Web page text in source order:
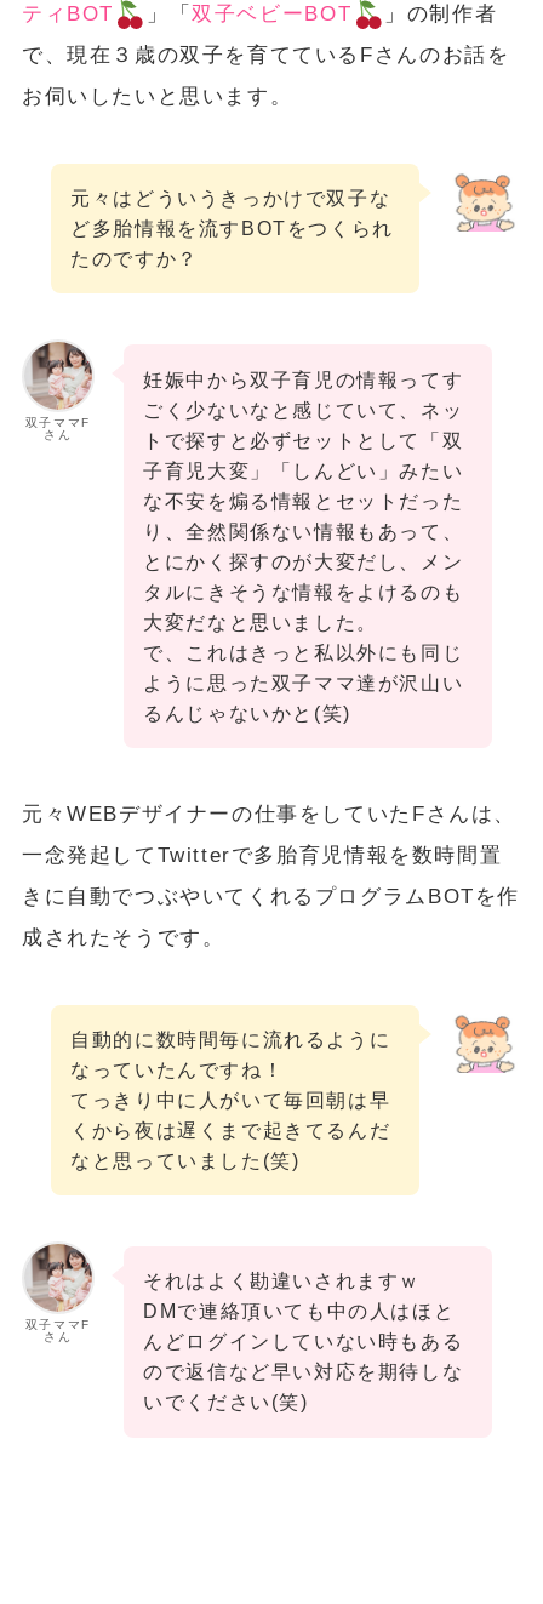
ティBOT
」「双子ベビーBOT
」の制作者
で、現在３歳の双子を育てているFさんのお話を
お伺いしたいと思います。
元々はどういうきっかけで双子な
ど多胎情報を流すBOTをつくられ
たのですか？
双子ママF
さん
妊娠中から双子育児の情報ってす
ごく少ないなと感じていて、ネッ
トで探すと必ずセットとして「双
子育児大変」「しんどい」みたい
な不安を煽る情報とセットだった
り、全然関係ない情報もあって、
とにかく探すのが大変だし、メン
タルにきそうな情報をよけるのも
大変だなと思いました。
で、これはきっと私以外にも同じ
ように思った双子ママ達が沢山い
るんじゃないかと(笑)
元々WEBデザイナーの仕事をしていたFさんは、
一念発起してTwitterで多胎育児情報を数時間置
きに自動でつぶやいてくれるプログラムBOTを作
成されたそうです。
自動的に数時間毎に流れるように
なっていたんですね！
てっきり中に人がいて毎回朝は早
くから夜は遅くまで起きてるんだ
なと思っていました(笑)
双子ママF
さん
それはよく勘違いされますｗ
DMで連絡頂いても中の人はほと
んどログインしていない時もある
ので返信など早い対応を期待しな
いでください(笑)